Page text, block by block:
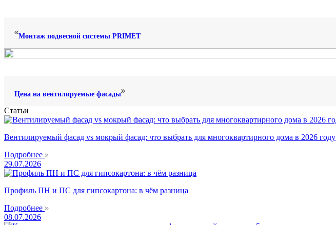
Монтаж подвесной системы PRIMET
Цена на вентилируемые фасады
Статьи
Вентилируемый фасад vs мокрый фасад: что выбрать для многоквартирного дома в 2026 году
Подробнее
29.07.2026
Профиль ПН и ПС для гипсокартона: в чём разница
Подробнее
08.07.2026